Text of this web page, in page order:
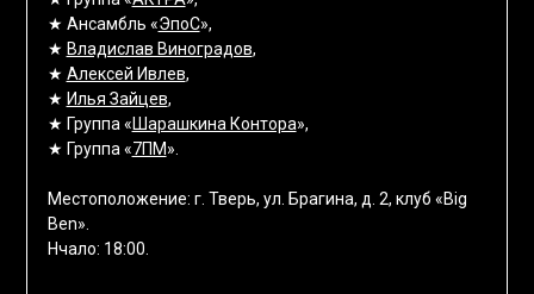
★ Ансамбль «ЭпоС»,
★ Владислав Виноградов,
★ Алексей Ивлев,
★ Илья Зайцев,
★ Группа «Шарашкина Контора»,
★ Группа «7ПМ».
Местоположение: г. Тверь, ул. Брагина, д. 2, клуб «Big
Ben».
Нчало: 18:00.